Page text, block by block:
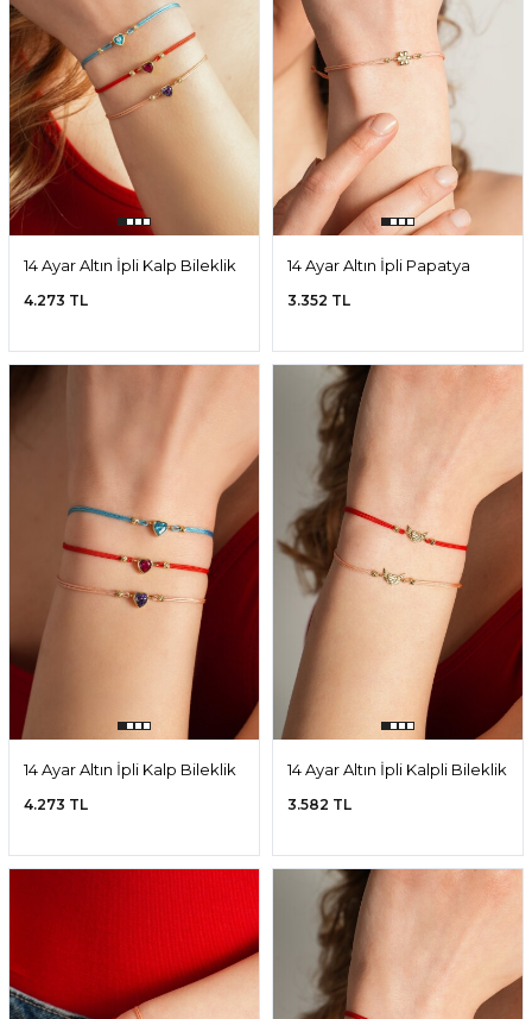
14 Ayar Altın İpli Kalp Bileklik
4.273 TL
14 Ayar Altın İpli Papatya
3.352 TL
14 Ayar Altın İpli Kalp Bileklik
4.273 TL
14 Ayar Altın İpli Kalpli Bileklik
3.582 TL